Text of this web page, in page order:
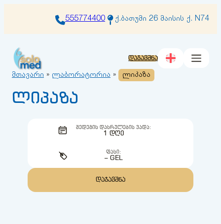
555774400 ქ.ბათუმი 26 მაისის ქ. N74
დაჯავშნა
მთავარი » ლაბორატორია » ლიპაზა
ლიპაზა
ᲨᲔᲓᲔᲒᲘᲡ ᲓᲐᲡᲠᲣᲚᲔᲑᲘᲡ ᲕᲐᲓᲐ:
1 ᲓᲦᲔ
ᲤᲐᲡᲘ:
– GEL
ᲓᲐᲯᲐᲕᲨᲜᲐ